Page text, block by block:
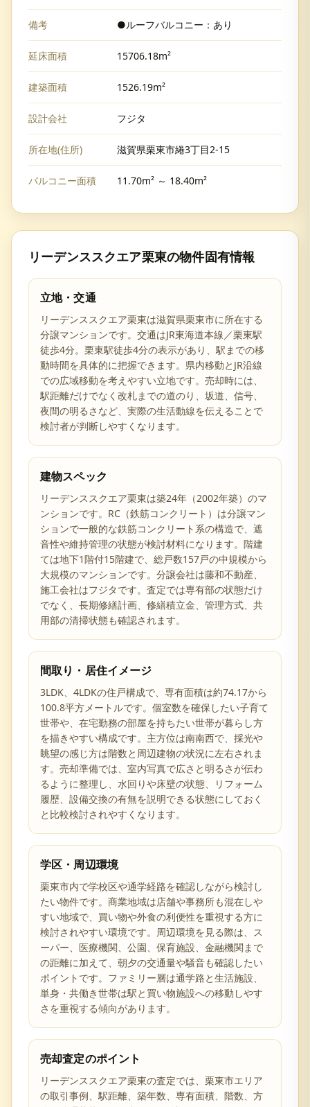
備考 ●ルーフバルコニー：あり
延床面積 15706.18m²
建築面積 1526.19m²
設計会社 フジタ
所在地(住所) 滋賀県栗東市綣3丁目2-15
バルコニー面積 11.70m² ～ 18.40m²
リーデンススクエア栗東の物件固有情報
立地・交通
リーデンススクエア栗東は滋賀県栗東市に所在する
分譲マンションです。交通はJR東海道本線／栗東駅
徒歩4分。栗東駅徒歩4分の表示があり、駅までの移
動時間を具体的に把握できます。県内移動とJR沿線
での広域移動を考えやすい立地です。売却時には、
駅距離だけでなく改札までの道のり、坂道、信号、
夜間の明るさなど、実際の生活動線を伝えることで
検討者が判断しやすくなります。
建物スペック
リーデンススクエア栗東は築24年（2002年築）のマ
ンションです。RC（鉄筋コンクリート）は分譲マン
ションで一般的な鉄筋コンクリート系の構造で、遮
音性や維持管理の状態が検討材料になります。階建
ては地下1階付15階建で、総戸数157戸の中規模から
大規模のマンションです。分譲会社は藤和不動産、
施工会社はフジタです。査定では専有部の状態だけ
でなく、長期修繕計画、修繕積立金、管理方式、共
用部の清掃状態も確認されます。
間取り・居住イメージ
3LDK、4LDKの住戸構成で、専有面積は約74.17から
100.8平方メートルです。個室数を確保したい子育て
世帯や、在宅勤務の部屋を持ちたい世帯が暮らし方
を描きやすい構成です。主方位は南南西で、採光や
眺望の感じ方は階数と周辺建物の状況に左右されま
す。売却準備では、室内写真で広さと明るさが伝わ
るように整理し、水回りや床壁の状態、リフォーム
履歴、設備交換の有無を説明できる状態にしておく
と比較検討されやすくなります。
学区・周辺環境
栗東市内で学校区や通学経路を確認しながら検討し
たい物件です。商業地域は店舗や事務所も混在しや
すい地域で、買い物や外食の利便性を重視する方に
検討されやすい環境です。周辺環境を見る際は、ス
ーパー、医療機関、公園、保育施設、金融機関まで
の距離に加えて、朝夕の交通量や騒音も確認したい
ポイントです。ファミリー層は通学路と生活施設、
単身・共働き世帯は駅と買い物施設への移動しやす
さを重視する傾向があります。
売却査定のポイント
リーデンススクエア栗東の査定では、栗東市エリア
の取引事例、駅距離、築年数、専有面積、階数、方